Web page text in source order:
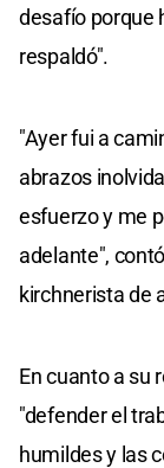
desafío porque
respaldó".
"Ayer fui a
abrazos
esfuerzo y me
adelante",
kirchnerista de
En cuanto a su
"defender el
humildes y las